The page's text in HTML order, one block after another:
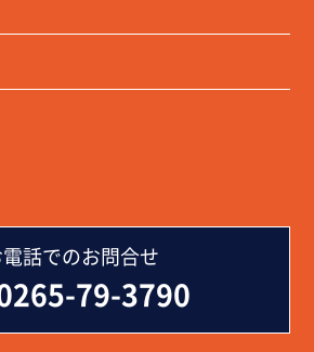
電話でのお問合せ
79-3790